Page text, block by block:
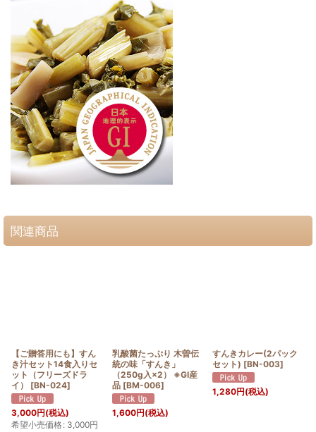
関連商品
【ご贈答用にも】すん
き汁セット14食入りセ
ット（フリーズドラ
イ）
[BN-024]
3,000円(税込)
希望小売価格: 3,000円
乳酸菌たっぷり 木曽伝
統の味「すんき」
（250g入×2） ※GI産
品 [BM-006]
1,600円(税込)
すんきカレー(2パック
セット) [BN-003]
1,280円(税込)